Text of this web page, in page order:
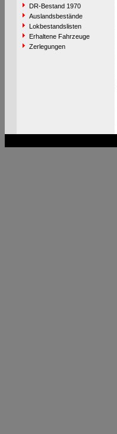
DR-Bestand 1970
Auslandsbestände
Lokbestandslisten
Erhaltene Fahrzeuge
Zerlegungen